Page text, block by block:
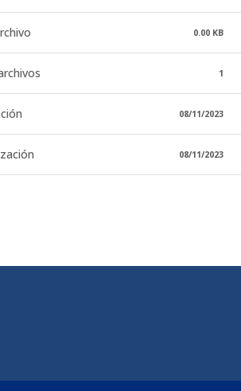
0.00 KB
1
08/11/2023
08/11/2023